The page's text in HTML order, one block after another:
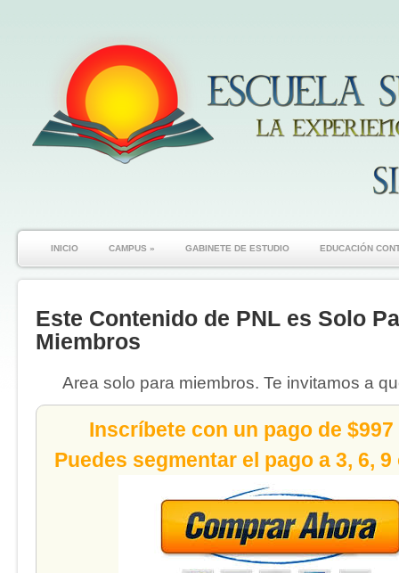
INICIO CAMPUS » GABINETE DE ESTUDIO EDUCACIÓN
Este Contenido de PNL es Solo
Miembros
Area solo para miembros. Te invitamos a
Inscríbete con un pago de
Puedes segmentar el pago a 3, 6, 9